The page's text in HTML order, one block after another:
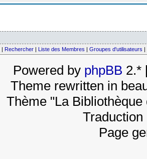
| Rechercher | Liste des Membres | Groupes d'utilisateurs |
Powered by phpBB 2.*
Theme rewritten in
Thème "La
Page